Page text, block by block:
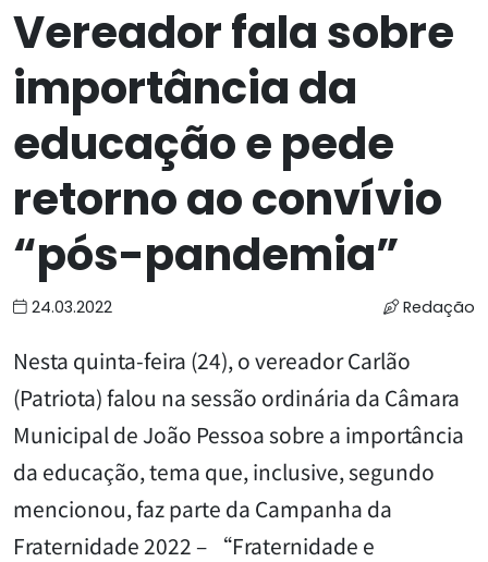
Vereador fala sobre
importância da
educação e pede
retorno ao convívio
“pós-pandemia”
24.03.2022 Redação
Nesta quinta-feira (24), o vereador Carlão
(Patriota) falou na sessão ordinária da Câmara
Municipal de João Pessoa sobre a importância
da educação, tema que, inclusive, segundo
mencionou, faz parte da Campanha da
Fraternidade 2022 – “Fraternidade e